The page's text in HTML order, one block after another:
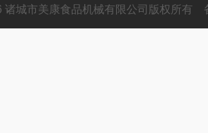
城市美康食品机械有限公司版权所有